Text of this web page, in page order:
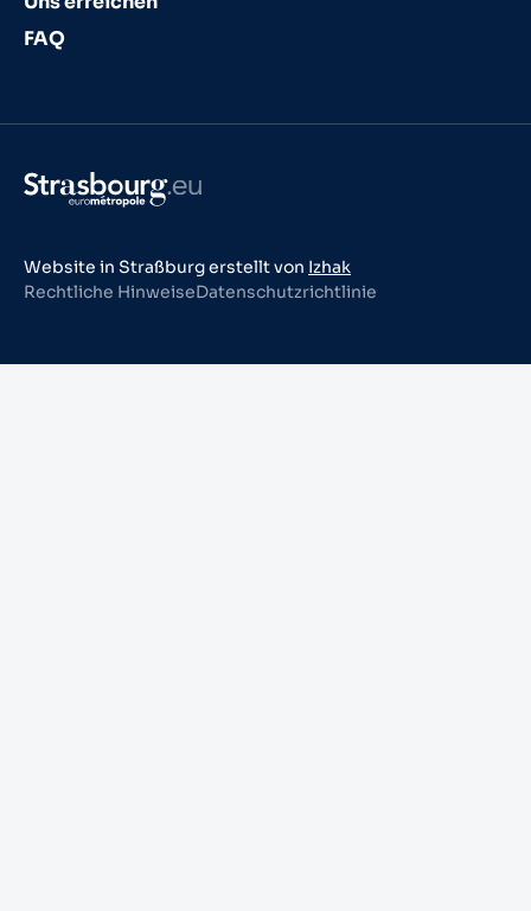
FAQ
Website in Straßburg erstellt von Izhak
Rechtliche HinweiseDatenschutzrichtlinie